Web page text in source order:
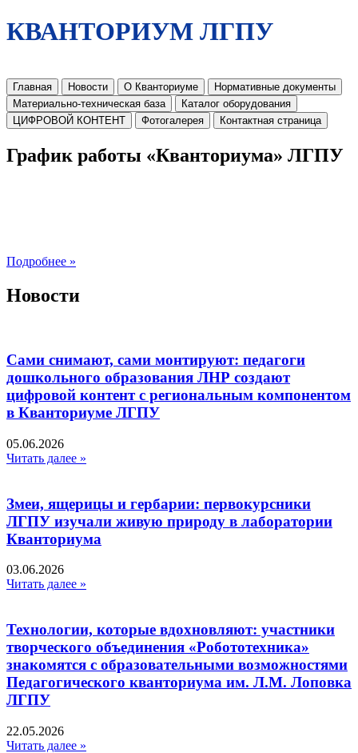
КВАНТОРИУМ ЛГПУ
Главная Новости О Кванториуме
Нормативные документы
Материально-техническая база
Каталог оборудования
ЦИФРОВОЙ КОНТЕНТ
Фотогалерея Контактная страница
График работы «Кванториума» ЛГПУ
Подробнее »
Новости
Сами снимают, сами монтируют: педагоги
дошкольного образования ЛНР создают
цифровой контент с региональным компонентом
в Кванториуме ЛГПУ​
05.06.2026
Читать далее »
Змеи, ящерицы и гербарии: первокурсники
ЛГПУ изучали живую природу в лаборатории
Кванториума
03.06.2026
Читать далее »
Технологии, которые вдохновляют: участники
творческого объединения «Робототехника»
знакомятся с образовательными возможностями
Педагогического кванториума им. Л.М. Лоповка
ЛГПУ
22.05.2026
Читать далее »